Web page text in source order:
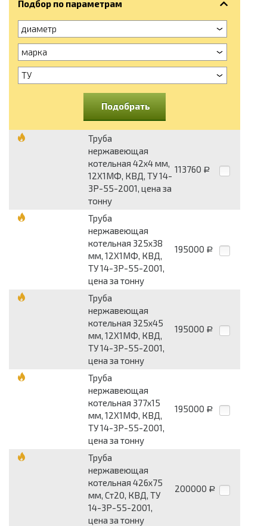
Подбор по параметрам
диаметр
марка
ТУ
Подобрать
Труба
нержавеющая
котельная 42х4 мм,
12Х1МФ, КВД, ТУ 14-
3Р-55-2001, цена за
тонну
113760 Р
Труба
нержавеющая
котельная 325х38
мм, 12Х1МФ, КВД,
ТУ 14-3Р-55-2001,
цена за тонну
195000 Р
Труба
нержавеющая
котельная 325х45
мм, 12Х1МФ, КВД,
ТУ 14-3Р-55-2001,
цена за тонну
195000 Р
Труба
нержавеющая
котельная 377х15
мм, 12Х1МФ, КВД,
ТУ 14-3Р-55-2001,
цена за тонну
195000 Р
Труба
нержавеющая
котельная 426х75
мм, Ст20, КВД, ТУ
14-3Р-55-2001,
цена за тонну
200000 Р